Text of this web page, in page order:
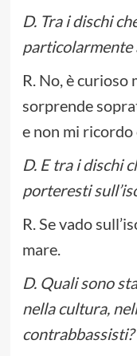
D. Tra i dischi
particolarmente
R. No, è curioso
sorprende
e non mi
D. E tra i dischi
porteresti
R. Se vado
mare.
D. Quali sono
nella cultura,
contrabbassisti?